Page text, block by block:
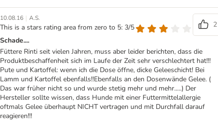
10.08.16 | A.S.
This is a stars rating area from zero to 5: 3/5
2
Schade....
Füttere Rinti seit vielen Jahren, muss aber leider berichten, dass die
Produktbeschaffenheit sich im Laufe der Zeit sehr verschlechtert hat!!!
Pute und Kartoffel: wenn ich die Dose öffne, dicke Geleeschicht! Bei
Lamm und Kartoffel ebenfalls!!Ebenfalls an den Dosenwände Gelee. (
Das war früher nicht so und wurde stetig mehr und mehr.....) Der
Hersteller sollte wissen, dass Hunde mit einer Futtermittelallergie
oftmals Gelee überhaupt NICHT vertragen und mit Durchfall darauf
reagieren!!!